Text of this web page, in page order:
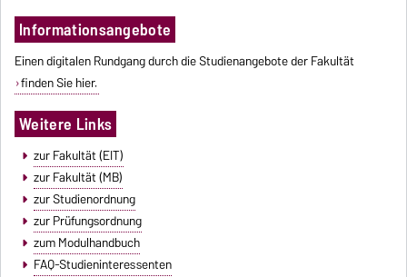
Informationsangebote
Einen digitalen Rundgang durch die Studienangebote der Fakultät
finden Sie hier.
Weitere Links
zur Fakultät (EIT)
zur Fakultät (MB)
zur Studienordnung
zur Prüfungsordnung
zum Modulhandbuch
FAQ-Studieninteressenten